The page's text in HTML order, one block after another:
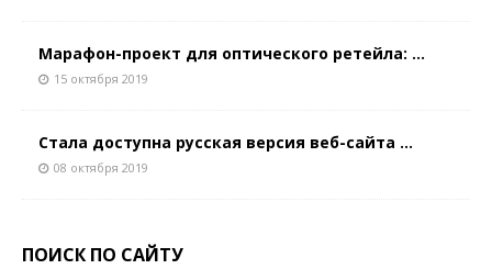
Марафон-проект для оптического ретейла: ...
15 октября 2019
Стала доступна русская версия веб-сайта ...
08 октября 2019
ПОИСК ПО САЙТУ